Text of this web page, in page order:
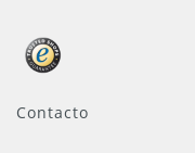
Contacto